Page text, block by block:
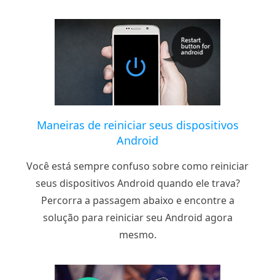
Maneiras de reiniciar seus dispositivos
Android
Você está sempre confuso sobre como reiniciar
seus dispositivos Android quando ele trava?
Percorra a passagem abaixo e encontre a
solução para reiniciar seu Android agora
mesmo.